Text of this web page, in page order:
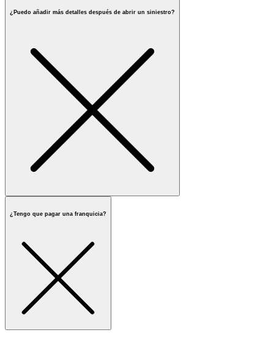
¿Puedo añadir más detalles después de abrir un siniestro?
¿Tengo que pagar una franquicia?